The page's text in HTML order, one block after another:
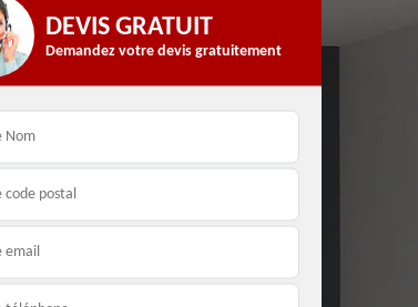
Entreprise de peinture
33
façade 33
DEVIS GRATUIT
Demandez votre devis gratuitement